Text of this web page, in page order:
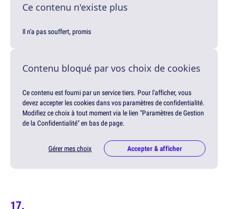
Ce contenu n'existe plus
Il n'a pas souffert, promis
Contenu bloqué par vos choix de cookies
Ce contenu est fourni par un service tiers. Pour l'afficher, vous
devez accepter les cookies dans vos paramètres de confidentialité.
Modifiez ce choix à tout moment via le lien "Paramètres de Gestion
de la Confidentialité" en bas de page.
Gérer mes choix Accepter & afficher